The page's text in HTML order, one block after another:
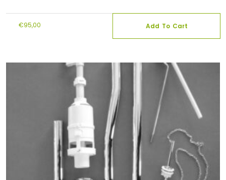
€95,00 Add To Cart